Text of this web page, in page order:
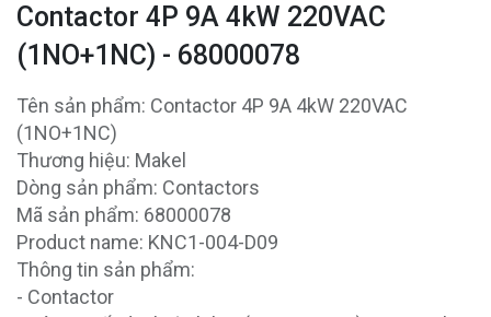
Contactor 4P 9A 4kW 220VAC
(1NO+1NC) - 68000078
Tên sản phẩm: Contactor 4P 9A 4kW 220VAC
(1NO+1NC)
Thương hiệu: Makel
Dòng sản phẩm: Contactors
Mã sản phẩm: 68000078
Product name: KNC1-004-D09
Thông tin sản phẩm:
- Contactor